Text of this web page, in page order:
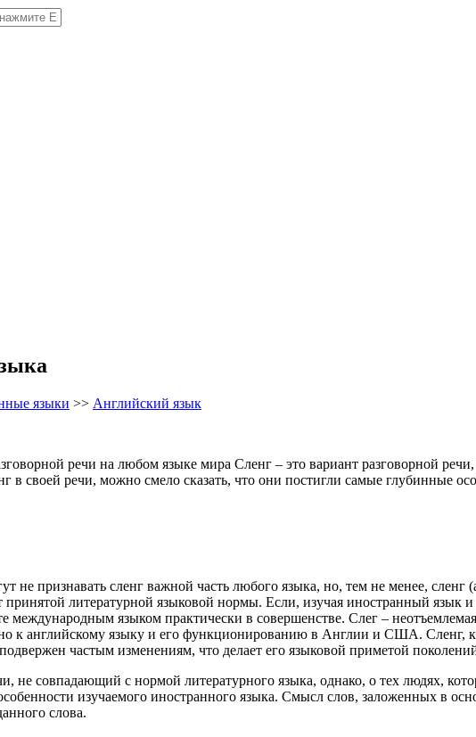
языки >> Английский язык
речи на любом языке мира Сленг – это вариант разговорной
в своей речи, можно смело сказать, что они постигли самые глубинные
не признавать сленг важной часть любого языка, но, тем не менее,
литературной языковой нормы. Если, изучая иностранный язык
международным языком практически в совершенстве. Слег –
к английскому языку и его функционированию в Англии и США. Сленг,
частым изменениям, что делает его языковой приметой
не совпадающий с нормой литературного языка, однако, о тех людях,
изучаемого иностранного языка. Смысл слов, заложенных в
слова.